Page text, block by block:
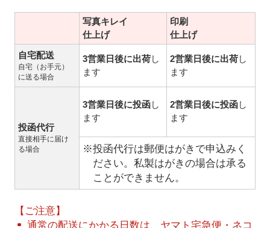
写真キレイ
仕上げ
印刷
仕上げ
自宅配送
自宅（お手元）
に送る場合
3営業日後に出荷し
ます
2営業日後に出荷し
ます
投函代行
直接相手に届け
る場合
3営業日後に投函し
ます
2営業日後に投函し
ます
※投函代行は郵便はがきで申込みく
ださい。私製はがきの場合は承る
ことができません。
【ご注意】
通常の配送にかかる日数は、ヤマト宅急便・ネコ